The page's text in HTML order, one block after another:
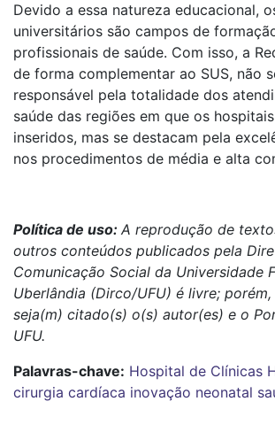
Devido a essa natureza educacional,
universitários são campos de
profissionais de saúde. Com isso, a
de forma complementar ao SUS, não
responsável pela totalidade dos
saúde das regiões em que os
inseridos, mas se destacam pela
nos procedimentos de média e alta
Política de uso: A reprodução de
outros conteúdos publicados pela
Comunicação Social da Universidade
Uberlândia (Dirco/UFU) é livre;
seja(m) citado(s) o(s) autor(es) e o
UFU.
Palavras-chave: Hospital de Clínicas
cirurgia cardíaca inovação neonatal